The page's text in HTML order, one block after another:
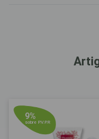
9%
sobre P.V.P.R